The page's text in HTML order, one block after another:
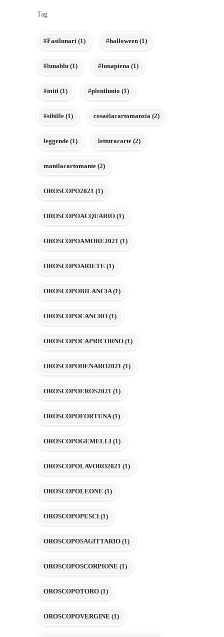
Tag
#Fasilunari (1) #halloween (1)
#lunablu (1) #lunapiena (1)
#miti (1) #plenilunio (1)
#sibille (1) cosaèlacartomanzia (2)
leggende (1) letturacarte (2)
manilacartomante (2)
OROSCOPO2021 (1)
OROSCOPOACQUARIO (1)
OROSCOPOAMORE2021 (1)
OROSCOPOARIETE (1)
OROSCOPOBILANCIA(1)
OROSCOPOCANCRO (1)
OROSCOPOCAPRICORNO (1)
OROSCOPODENARO2021 (1)
OROSCOPOEROS2021 (1)
OROSCOPOFORTUNA(1)
OROSCOPOGEMELLI (1)
OROSCOPOLAVORO2021 (1)
OROSCOPOLEONE (1)
OROSCOPOPESCI (1)
OROSCOPOSAGITTARIO (1)
OROSCOPOSCORPIONE (1)
OROSCOPOTORO (1)
OROSCOPOVERGINE (1)